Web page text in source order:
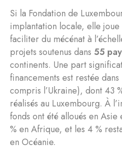
Si la Fondation de
implantation locale, elle
faciliter du mécénat à
projets soutenus dans 55
continents. Une part
financements est restée
compris l’Ukraine), dont 43
réalisés au Luxembourg. À
fonds ont été alloués en
% en Afrique, et les 4 %
en Océanie.